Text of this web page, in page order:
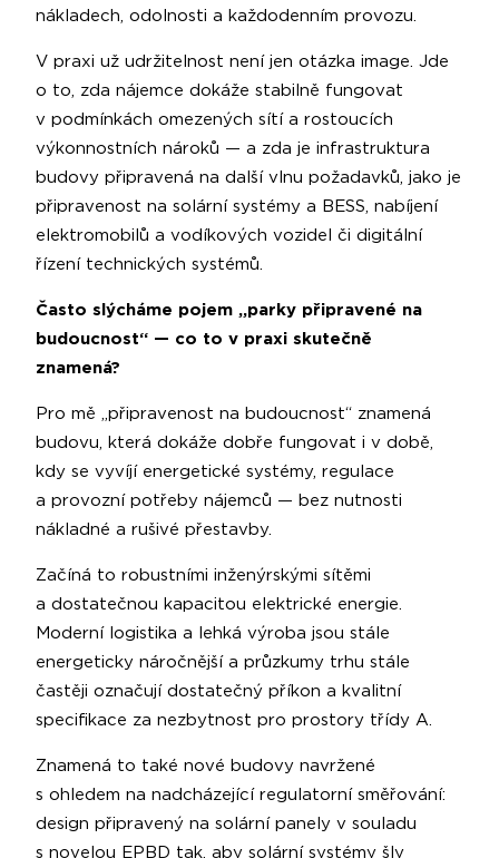
nákladech, odolnosti a každodenním provozu.
V praxi už udržitelnost není jen otázka image. Jde
o to, zda nájemce dokáže stabilně fungovat
v podmínkách omezených sítí a rostoucích
výkonnostních nároků — a zda je infrastruktura
budovy připravená na další vlnu požadavků, jako je
připravenost na solární systémy a BESS, nabíjení
elektromobilů a vodíkových vozidel či digitální
řízení technických systémů.
Často slýcháme pojem „parky připravené na
budoucnost“ — co to v praxi skutečně
znamená?
Pro mě „připravenost na budoucnost“ znamená
budovu, která dokáže dobře fungovat i v době,
kdy se vyvíjí energetické systémy, regulace
a provozní potřeby nájemců — bez nutnosti
nákladné a rušivé přestavby.
Začíná to robustními inženýrskými sítěmi
a dostatečnou kapacitou elektrické energie.
Moderní logistika a lehká výroba jsou stále
energeticky náročnější a průzkumy trhu stále
častěji označují dostatečný příkon a kvalitní
specifikace za nezbytnost pro prostory třídy A.
Znamená to také nové budovy navržené
s ohledem na nadcházející regulatorní směřování:
design připravený na solární panely v souladu
s novelou EPBD tak, aby solární systémy šly